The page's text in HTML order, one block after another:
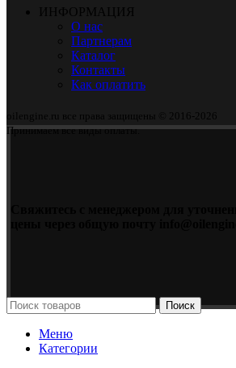
ИНФОРМАЦИЯ
О нас
Партнерам
Каталог
Контакты
Как оплатить
oilengine.ru все права защищены © 2016-2026
Принимаем все виды оплаты.
Поиск
Меню
Категории